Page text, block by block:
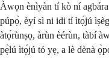
Àwọn ènìyàn tí kò ní
púpọ̀, èyí sì ni idi tí ìtọ́jú
àtọ́rùnṣọ, àrùn èérùn, tàbí
pẹ̀lú ìtọ́jú tó yẹ, a lè dènà